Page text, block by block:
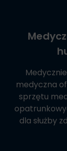
medyczna
sprzętu
dla służby